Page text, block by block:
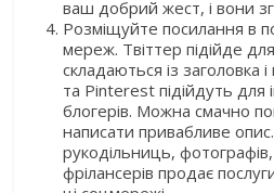
ваш добрий жест, і вони
Розміщуйте посилання в
мереж. Твіттер підійде
складаються із заголовка
та Pinterest підійдуть для
блогерів. Можна смачно
написати привабливе
рукодільниць,
фрілансерів продає